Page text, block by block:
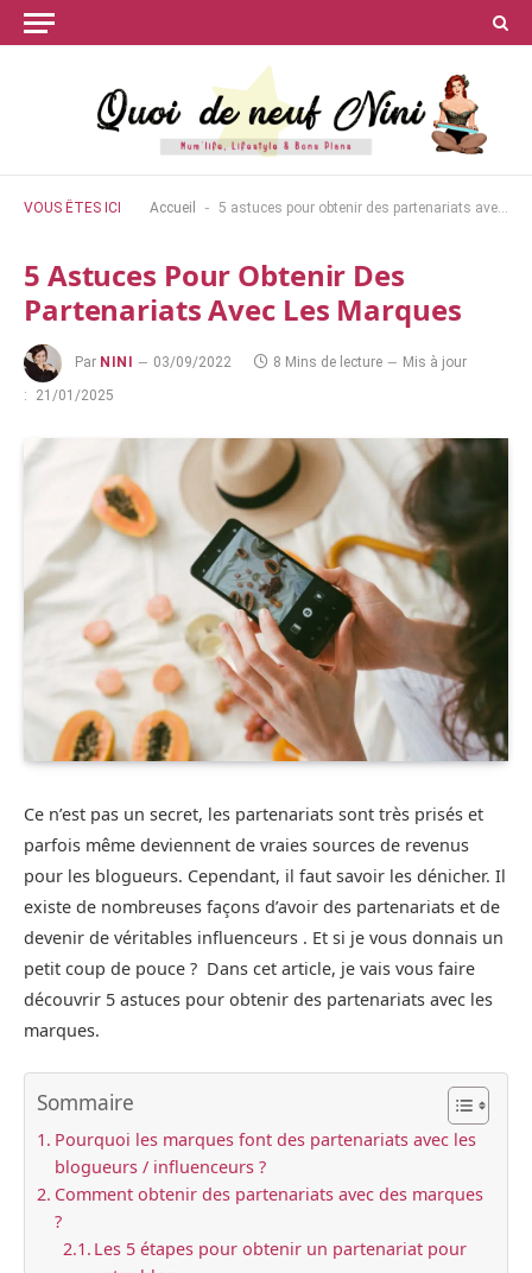
VOUS ÊTES ICI Accueil - 5 astuces pour obtenir des partenariats avec les marques
5 Astuces Pour Obtenir Des
Partenariats Avec Les Marques
Par NINI 03/09/2022 8 Mins de lecture
Mis à jour
:
21/01/2025
Ce n’est pas un secret, les partenariats sont très prisés et
parfois même deviennent de vraies sources de revenus
pour les blogueurs. Cependant, il faut savoir les dénicher. Il
existe de nombreuses façons d’avoir des partenariats et de
devenir de véritables influenceurs . Et si je vous donnais un
petit coup de pouce ? Dans cet article, je vais vous faire
découvrir 5 astuces pour obtenir des partenariats avec les
marques.
Sommaire
Pourquoi les marques font des partenariats avec les
blogueurs / influenceurs ?
Comment obtenir des partenariats avec des marques
?
Les 5 étapes pour obtenir un partenariat pour